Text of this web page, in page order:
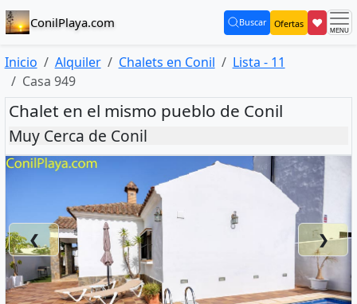
ConilPlaya.com Buscar
(current) Ofertas ❤
Inicio Alquiler Chalets en Conil
Lista - 11
Casa 949
Chalet en el mismo pueblo de Conil
Muy Cerca de Conil
❮ ❯